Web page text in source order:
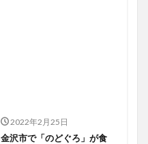
2022年2月25日
金沢市で「のどぐろ」が食